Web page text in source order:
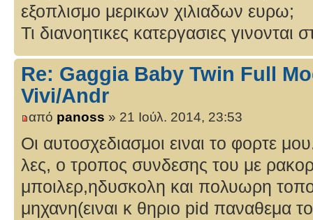
εξοπλισμο μερικων χιλιαδων ευρω;
Τι διανοητικες κατεργασιες
Re: Gaggia Baby Twin Full
Vivi/Andr
από panoss » 21 Ιούλ. 2014, 23:53
Οι αυτοσχεδιασμοι ειναι το φορτε
λες, ο τροπος συνδεσης του με
μποιλερ,ηδυσκολη και πολυωρη
μηχανη(ειναι κ θηριο pid παναθεμα το-